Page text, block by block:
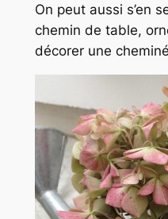
On peut aussi s’en
chemin de table,
décorer une